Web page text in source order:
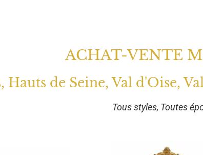
ACHAT-VENTE
Hauts de Seine, Val d'Oise,
Tous styles, Toutes